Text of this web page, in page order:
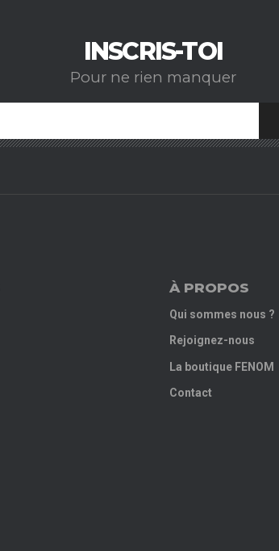
INSCRIS-TOI
Pour ne rien manquer
À PROPOS
Qui sommes nous ?
Rejoignez-nous
La boutique FENOM
Contact